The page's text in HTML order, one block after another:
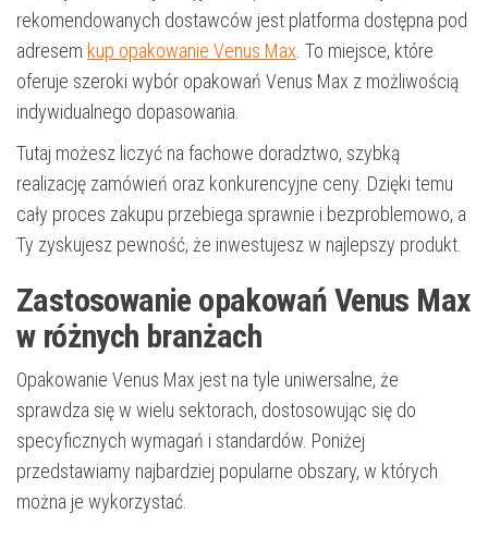
rekomendowanych dostawców jest platforma dostępna pod
adresem kup opakowanie Venus Max . To miejsce, które
oferuje szeroki wybór opakowań Venus Max z możliwością
indywidualnego dopasowania.
Tutaj możesz liczyć na fachowe doradztwo, szybką
realizację zamówień oraz konkurencyjne ceny. Dzięki temu
cały proces zakupu przebiega sprawnie i bezproblemowo, a
Ty zyskujesz pewność, że inwestujesz w najlepszy produkt.
Zastosowanie opakowań Venus Max
w różnych branżach
Opakowanie Venus Max jest na tyle uniwersalne, że
sprawdza się w wielu sektorach, dostosowując się do
specyficznych wymagań i standardów. Poniżej
przedstawiamy najbardziej popularne obszary, w których
można je wykorzystać.